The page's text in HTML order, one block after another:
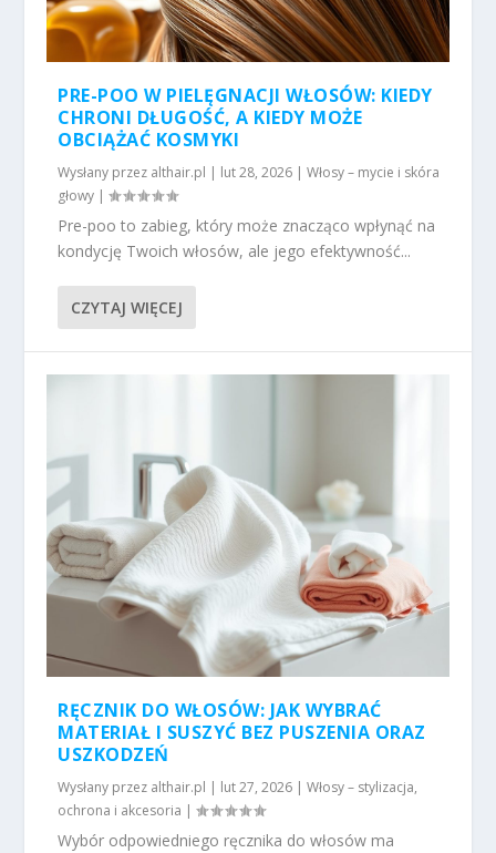
PRE-POO W PIELĘGNACJI WŁOSÓW: KIEDY
CHRONI DŁUGOŚĆ, A KIEDY MOŻE
OBCIĄŻAĆ KOSMYKI
Wysłany przez althair.pl | lut 28, 2026 |Włosy – mycie i skóra
głowy |
Pre-poo to zabieg, który może znacząco wpłynąć na
kondycję Twoich włosów, ale jego efektywność...
CZYTAJ WIĘCEJ
RĘCZNIK DO WŁOSÓW: JAK WYBRAĆ
MATERIAŁ I SUSZYĆ BEZ PUSZENIA ORAZ
USZKODZEŃ
Wysłany przez althair.pl | lut 27, 2026 |Włosy – stylizacja,
ochrona i akcesoria |
Wybór odpowiedniego ręcznika do włosów ma